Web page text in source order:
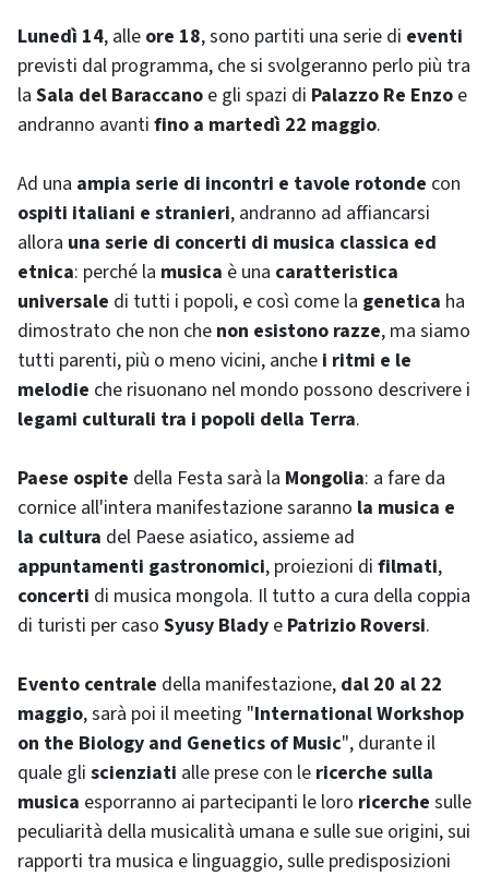
Lunedì 14, alle ore 18, sono partiti una serie di eventi
previsti dal programma, che si svolgeranno perlo più tra
la Sala del Baraccano e gli spazi di Palazzo Re Enzo e
andranno avanti fino a martedì 22 maggio.
Ad una ampia serie di incontri e tavole rotonde con
ospiti italiani e stranieri, andranno ad affiancarsi
allora una serie di concerti di musica classica ed
etnica: perché la musica è una caratteristica
universale di tutti i popoli, e così come la genetica ha
dimostrato che non che non esistono razze, ma siamo
tutti parenti, più o meno vicini, anche i ritmi e le
melodie che risuonano nel mondo possono descrivere i
legami culturali tra i popoli della Terra.
Paese ospite della Festa sarà la Mongolia: a fare da
cornice all'intera manifestazione saranno la musica e
la cultura del Paese asiatico, assieme ad
appuntamenti gastronomici, proiezioni di filmati,
concerti di musica mongola. Il tutto a cura della coppia
di turisti per caso Syusy Blady e Patrizio Roversi.
Evento centrale della manifestazione, dal 20 al 22
maggio, sarà poi il meeting "International Workshop
on the Biology and Genetics of Music", durante il
quale gli scienziati alle prese con le ricerche sulla
musica esporranno ai partecipanti le loro ricerche sulle
peculiarità della musicalità umana e sulle sue origini, sui
rapporti tra musica e linguaggio, sulle predisposizioni